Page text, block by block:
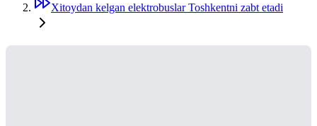
Xitoydan kelgan elektrobuslar Toshkentni zabt etadi